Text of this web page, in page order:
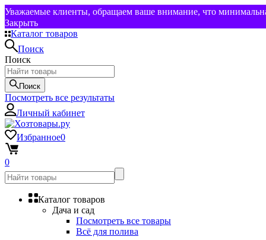
Уважаемые клиенты, обращаем ваше внимание, что
Закрыть
Каталог товаров
Поиск
Поиск
Поиск
Посмотреть все результаты
Личный кабинет
Избранное0
0
Каталог товаров
Дача и сад
Посмотреть все товары
Всё для полива